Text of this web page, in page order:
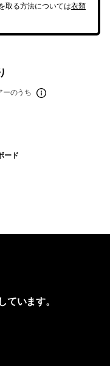
取る方法については衣類
ーのうち
ード
ています。